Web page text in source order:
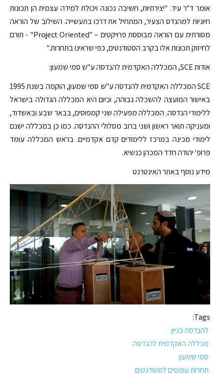
אומר ד"ר עיד. "יצירתיות, חשיבה נכונה ויכולת למידה עצמית הן תכונות
חיוניות למהנדס הצעיר, המתחיל את דרכו בתעשייה. השילוב של הוראה
מסורתית עם הוראה מבוססת פרויקטים – "Project Oriented" - תורם
לחיזוק תכונות אלו בקרב הסטודנטים, כפי שראינו בתחרות."
אודות SCE, המכללה האקדמית להנדסה ע"ש סמי שמעון:
SCE המכללה האקדמית להנדסה ע"ש סמי שמעון, הוקמה בשנת 1995
באישור המועצה להשכלה גבוהה, וכיום היא המכללה הגדולה בישראל
ללימודי הנדסה. המכללה מפעילה שני קמפוסים, בבאר שבע ובאשדוד,
ומעניקה תואר ראשון ושני ברוב מסלולי ההנדסה. כמו כן במכללה ישנם
לימודי מכינה במרכז ללימודים קדם אקדמיים. בראש המכללה עומד
פרופ' יהודה חדד המכהן כנשיא.
מידע נוסף באתר האינטרנט
Tags:
להנדסת בניין
מכללה האקדמית להנדסה
סמי שמעון
תחרות עומסים לסטודנטים